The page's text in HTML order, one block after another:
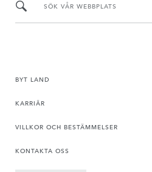
SÖK VÅR WEBBPLATS
BYT LAND
KARRIÄR
VILLKOR OCH BESTÄMMELSER
KONTAKTA OSS